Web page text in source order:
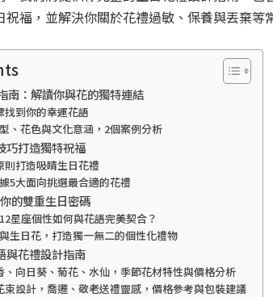
福，並解決你關於花禮過敏、保養與丟棄等
南：解讀你與花的獨特連結
找到你的幸運花語
、花色與文化意涵，2個案例分析
巧打造獨特祝福
打造吸睛生日花禮
5大面向挑選最合適的花禮
的雙重生日密碼
星座個性如何與花語完美契合？
生日花，打造獨一無二的個性化禮物
與花禮設計指南
、向日葵、菊花、水仙，季節花材特性與價格分析
束設計，喬遷、敬老送禮靈感，價格參考與包裝建議